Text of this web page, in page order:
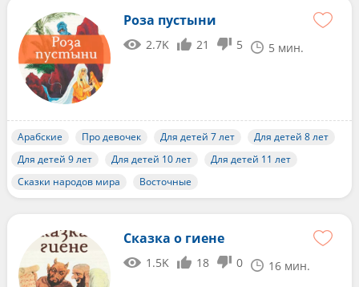
Роза пустыни
2.7K 21 5 5 мин.
Арабские Про девочек Для детей 7 лет
Для детей 8 лет
Для детей 9 лет
Для детей 10 лет
Для детей 11 лет
Сказки народов мира
Восточные
Сказка о гиене
1.5K 18 0 16 мин.